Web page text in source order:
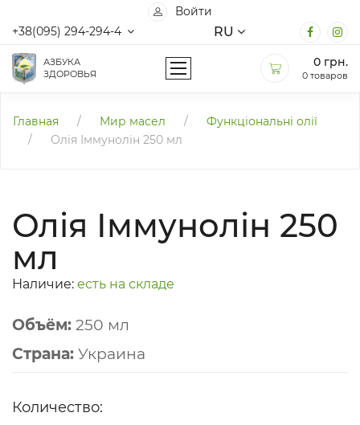
Войти
+38(095) 294-294-4
RU
АЗБУКА
ЗДОРОВЬЯ
0 грн.
0 товаров
Главная / Мир масел /
Функціональні олії
/
Олія Іммунолін 250 мл
Олія Іммунолін 250
мл
Наличие: есть на складе
Объём: 250 мл
Страна: Украина
Количество: